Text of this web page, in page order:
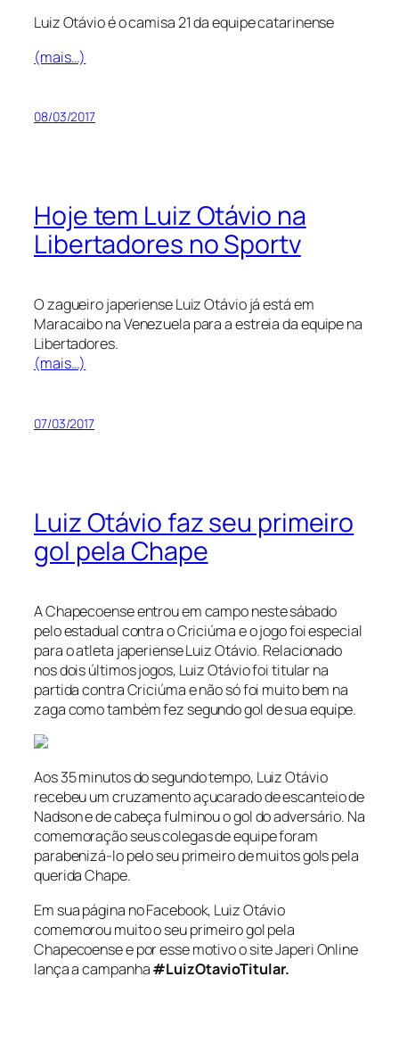
Luiz Otávio é o camisa 21 da equipe catarinense
(mais…)
08/03/2017
Hoje tem Luiz Otávio na
Libertadores no Sportv
O zagueiro japeriense Luiz Otávio já está em
Maracaibo na Venezuela para a estreia da equipe na
Libertadores.
(mais…)
07/03/2017
Luiz Otávio faz seu primeiro
gol pela Chape
A Chapecoense entrou em campo neste sábado
pelo estadual contra o Criciúma e o jogo foi especial
para o atleta japeriense Luiz Otávio. Relacionado
nos dois últimos jogos, Luiz Otávio foi titular na
partida contra Criciúma e não só foi muito bem na
zaga como também fez segundo gol de sua equipe.
Aos 35 minutos do segundo tempo, Luiz Otávio
recebeu um cruzamento açucarado de escanteio de
Nadson e de cabeça fulminou o gol do adversário. Na
comemoração seus colegas de equipe foram
parabenizá-lo pelo seu primeiro de muitos gols pela
querida Chape.
Em sua página no Facebook, Luiz Otávio
comemorou muito o seu primeiro gol pela
Chapecoense e por esse motivo o site Japeri Online
lança a campanha#LuizOtavioTitular.